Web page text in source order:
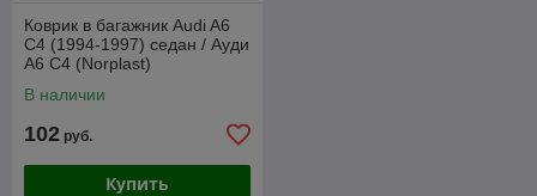
Коврик в багажник Audi A6
C4 (1994-1997) седан / Ауди
А6 С4 (Norplast)
В наличии
102 руб.
Купить